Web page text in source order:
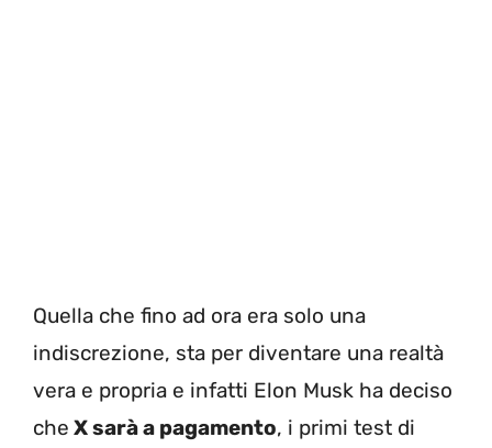
Quella che fino ad ora era solo una
indiscrezione, sta per diventare una realtà
vera e propria e infatti Elon Musk ha deciso
che X sarà a pagamento, i primi test di